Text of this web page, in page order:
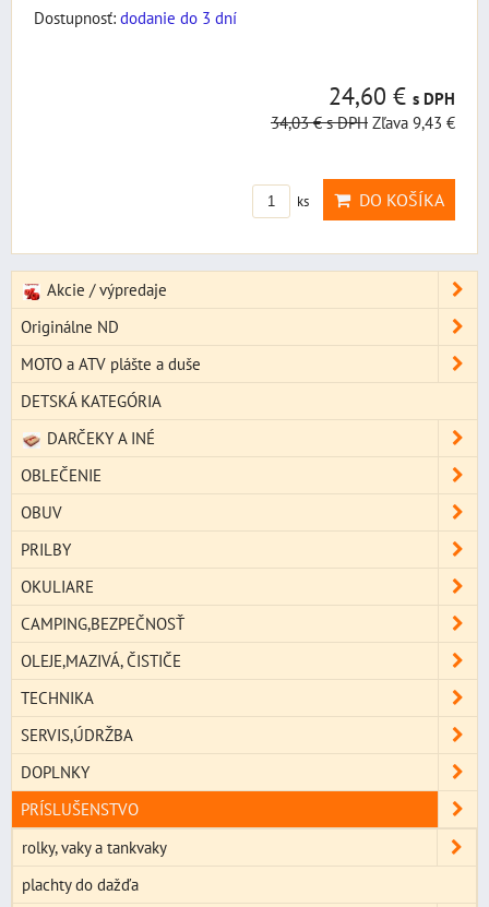
Dostupnosť: dodanie do 3 dní
24,60 € s DPH
34,03 €s DPH Zľava 9,43 €
ks DO KOŠÍKA
Akcie / výpredaje
Originálne ND
MOTO a ATV plášte a duše
DETSKÁ KATEGÓRIA
DARČEKY A INÉ
OBLEČENIE
OBUV
PRILBY
OKULIARE
CAMPING,BEZPEČNOSŤ
OLEJE,MAZIVÁ, ČISTIČE
TECHNIKA
SERVIS,ÚDRŽBA
DOPLNKY
PRÍSLUŠENSTVO
rolky, vaky a tankvaky
plachty do dažďa